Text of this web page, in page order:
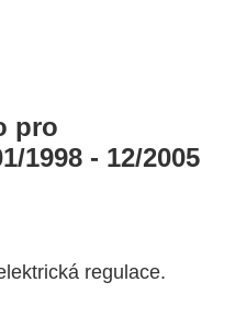
pro
1998 - 12/2005
regulace.